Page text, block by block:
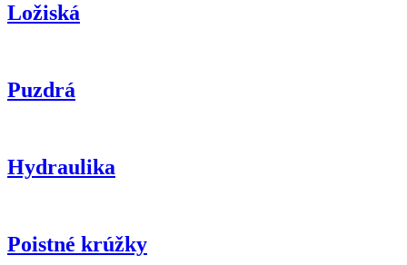
Ložiská
Puzdrá
Hydraulika
Poistné krúžky